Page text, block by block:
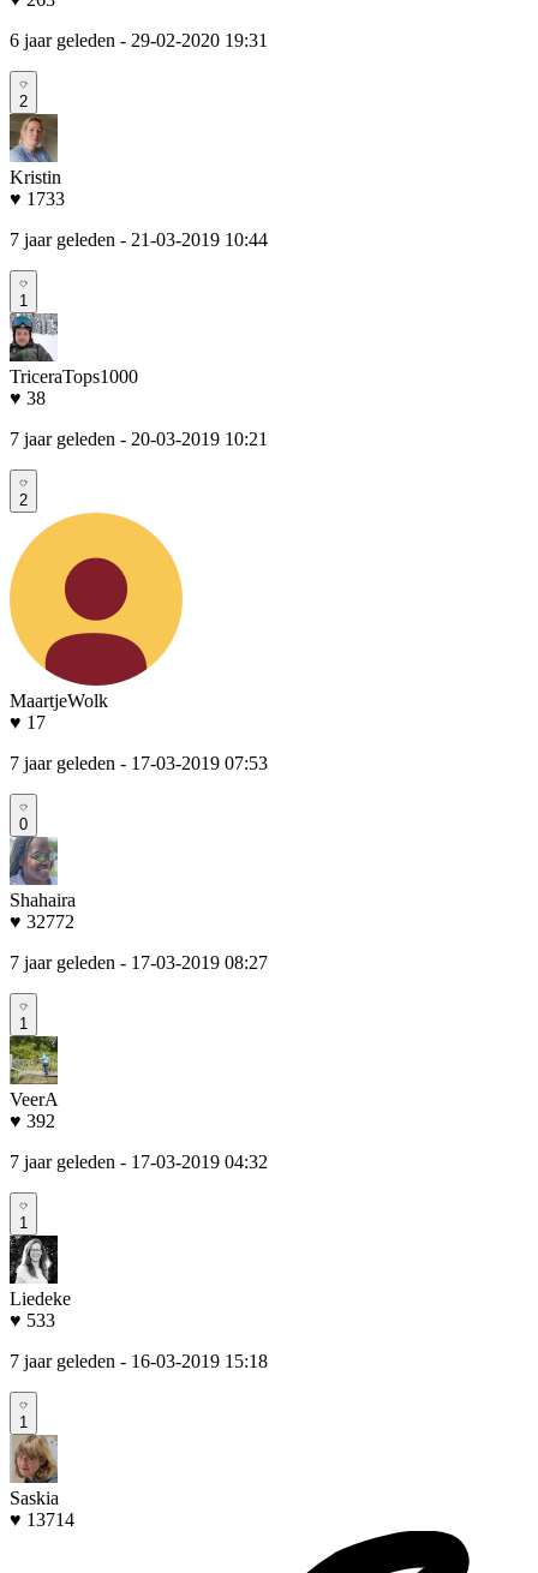
6 jaar geleden - 29-02-2020 19:31
2
Kristin
♥ 1733
7 jaar geleden - 21-03-2019 10:44
1
TriceraTops1000
♥ 38
7 jaar geleden - 20-03-2019 10:21
2
MaartjeWolk
♥ 17
7 jaar geleden - 17-03-2019 07:53
0
Shahaira
♥ 32772
7 jaar geleden - 17-03-2019 08:27
1
VeerA
♥ 392
7 jaar geleden - 17-03-2019 04:32
1
Liedeke
♥ 533
7 jaar geleden - 16-03-2019 15:18
1
Saskia
♥ 13714